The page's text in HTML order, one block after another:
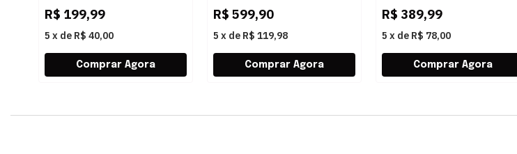
R$ 199,99
5 x de R$ 40,00
R$ 599,90
5 x de R$ 119,98
R$ 389,99
5 x de R$ 78,00